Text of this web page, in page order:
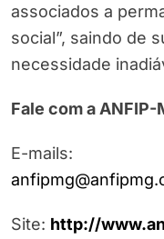
associados a
social”, saindo de
necessidade
Fale com a ANFIP-
E-mails:
Site: http://